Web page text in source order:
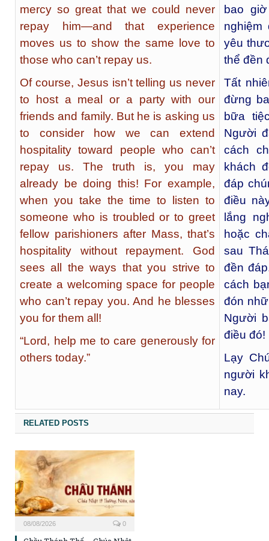
mercy so great that we could never
repay him—and that experience
moves us to show the same love to
those who can’t repay us.
Of course, Jesus isn’t telling us never
to host a meal or a party with our
friends and family. But he is asking us
to consider how we can extend
hospitality toward people who can’t
repay us. The truth is, you may
already be doing this! For example,
when you take the time to listen to
someone who is troubled or to greet
fellow parishioners after Mass, that’s
hospitality without repayment. God
sees all the ways that you strive to
create a welcoming space for people
who can’t repay you. And he blesses
you for them all!
“Lord, help me to care generously for
others today.”
bao
yêu
thể đền
Tất
đừng
bữa
Người
cách
khách
đáp
điều
lắng
hoặc
sau
đền
cách
đón
Người
điều đó!
Lạy
người
nay.
RELATED POSTS
08/08/2026 0